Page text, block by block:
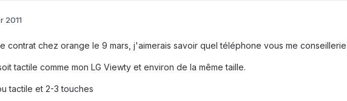
2011
contrat chez orange le 9 mars, j'aimerais savoir quel téléphone vous me
tactile comme mon LG Viewty et environ de la même taille.
tactile et 2-3 touches